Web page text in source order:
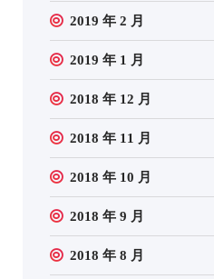
2019 年 2 月
2019 年 1 月
2018 年 12 月
2018 年 11 月
2018 年 10 月
2018 年 9 月
2018 年 8 月